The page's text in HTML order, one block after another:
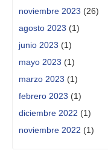
noviembre 2023 (26)
agosto 2023 (1)
junio 2023 (1)
mayo 2023 (1)
marzo 2023 (1)
febrero 2023 (1)
diciembre 2022 (1)
noviembre 2022 (1)